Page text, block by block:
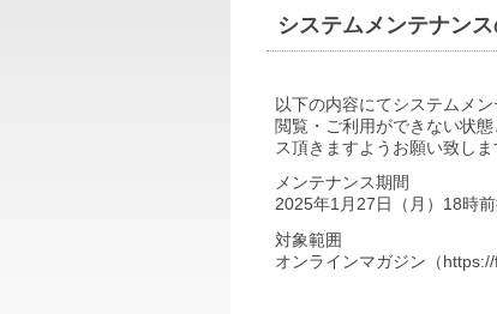
システムメンテナン
以下の内容にてシステムメ
閲覧・ご利用ができない状
ス頂きますようお願い致しま
メンテナンス期間
2025年1月27日（月）18時
対象範囲
オンラインマガジン（